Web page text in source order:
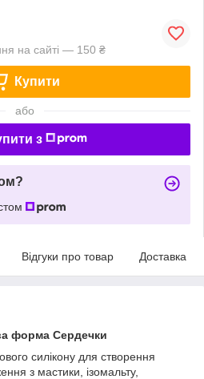
на сайті — 150 ₴
Купити
або
з
Відгуки про товар Доставка
форма Сердечки
силікону для створення
з мастики, ізомальту,